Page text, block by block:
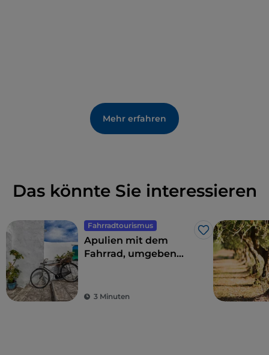
Mehr erfahren
Das könnte Sie interessieren
Fahrradtourismus
Like
Apulien mit dem
Fahrrad, umgeben
schmucken Dörfern
3 Minuten